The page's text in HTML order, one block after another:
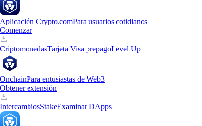
Aplicación Crypto.comPara usuarios cotidianos
Comenzar
CriptomonedasTarjeta Visa prepagoLevel Up
OnchainPara entusiastas de Web3
Obtener extensión
IntercambiosStakeExaminar DApps